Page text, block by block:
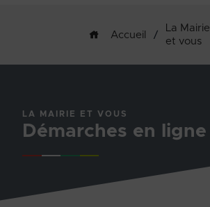
Accueil /
La Mairie
et vous
LA MAIRIE ET VOUS
Démarches en ligne